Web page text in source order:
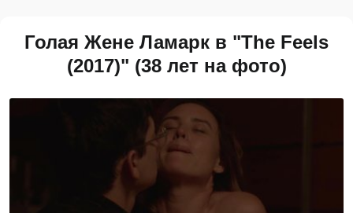
Голая Жене Ламарк в "The Feels
(2017)" (38 лет на фото)